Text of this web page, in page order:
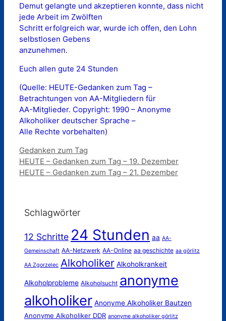
Demut gelangte und akzeptieren konnte, dass nicht
jede Arbeit im Zwölften
Schritt erfolgreich war, wurde ich offen, den Lohn
selbstlosen Gebens
anzunehmen.
Euch allen gute 24 Stunden
(Quelle: HEUTE-Gedanken zum Tag –
Betrachtungen von AA-Mitgliedern für
AA-Mitglieder. Copyright: 1990 – Anonyme
Alkoholiker deutscher Sprache –
Alle Rechte vorbehalten)
Kategorien
Gedanken zum Tag
HEUTE – Gedanken zum Tag – 19. Dezember
HEUTE – Gedanken zum Tag – 21. Dezember
Schlagwörter
12 Schritte 24 Stunden aa AA-
Gemeinschaft AA-Netzwerk AA-Online aa geschichte aa görlitz
AA Zgorzelec Alkoholiker Alkoholkrankeit
Alkoholprobleme Alkoholsucht anonyme
alkoholiker Anonyme Alkoholiker Bautzen
Anonyme Alkoholiker DDR anonyme alkoholiker görlitz